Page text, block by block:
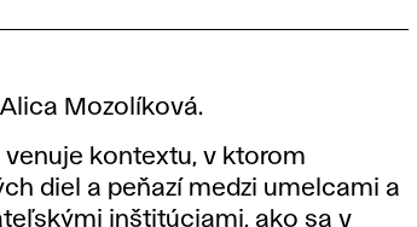
Mozolíková.
kontextu, v ktorom
diel a peňazí medzi umelcami a
inštitúciami, ako sa v